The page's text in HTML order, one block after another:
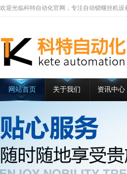
欢迎光临科特自动化官网，专注自动锁螺丝机设
网站首页 关于我们 资讯中心